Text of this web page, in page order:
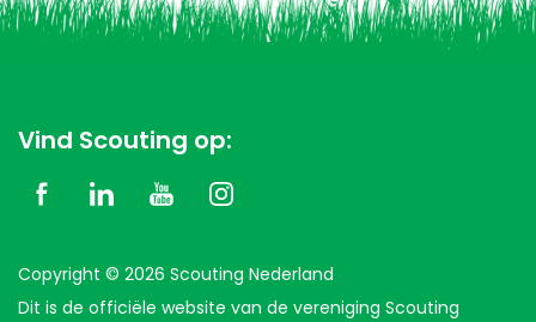
Vind Scouting op:
Copyright © 2026 Scouting Nederland
Dit is de officiële website van de vereniging Scouting